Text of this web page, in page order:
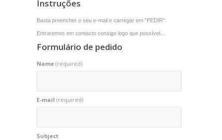
Instruções
Basta preencher o seu e-mail e carregar em "PEDIR".
Entraremos em contacto consigo logo que possível...
Formulário de pedido
Name (required)
E-mail (required)
Subject